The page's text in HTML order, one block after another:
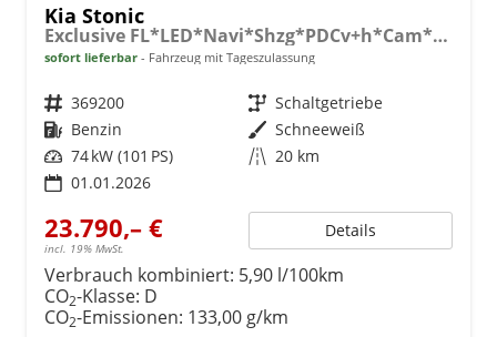
Kia Stonic
Exclusive FL*LED*Navi*Shzg*PDCv+h*Cam*16"
sofort lieferbar Fahrzeug mit Tageszulassung
Fahrzeugnr. 369200 Getriebe Schaltgetriebe
Kraftstoff Benzin Außenfarbe Schneeweiß
Leistung 74 kW (101 PS) Kilometerstand 20 km
01.01.2026
23.790,– €
incl. 19% MwSt.
Details
Verbrauch kombiniert: 5,90 l/100km
CO2-Klasse: D
CO2-Emissionen: 133,00 g/km